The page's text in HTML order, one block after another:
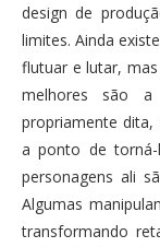
design de
limites. Ainda
flutuar e lutar,
melhores são a
propriamente
a ponto de
personagens ali
Algumas
transformando